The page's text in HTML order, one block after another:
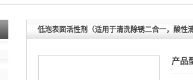
低泡表面活性剂（适用于清洗除锈二合一，酸性
产品